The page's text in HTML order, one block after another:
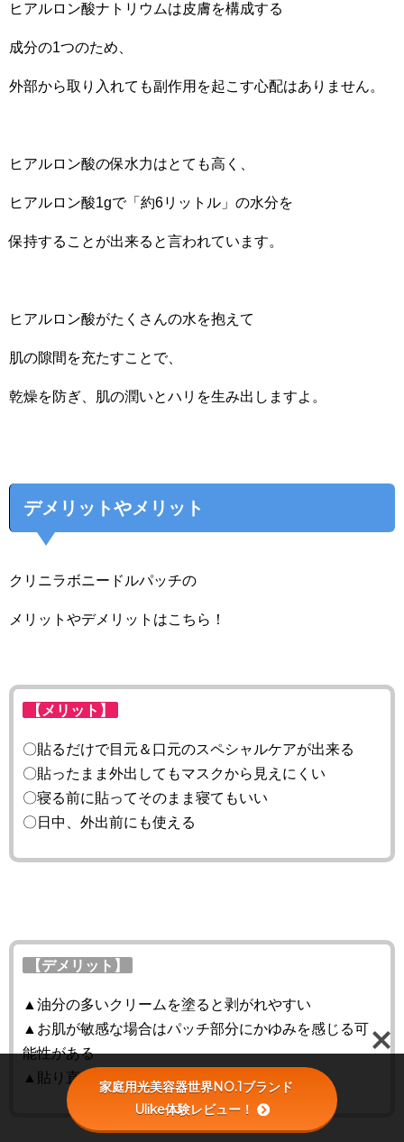
ヒアルロン酸ナトリウムは皮膚を構成する
成分の1つのため、
外部から取り入れても副作用を起こす心配はありません。
ヒアルロン酸の保水力はとても高く、
ヒアルロン酸1gで「約6リットル」の水分を
保持することが出来ると言われています。
ヒアルロン酸がたくさんの水を抱えて
肌の隙間を充たすことで、
乾燥を防ぎ、肌の潤いとハリを生み出しますよ。
デメリットやメリット
クリニラボニードルパッチの
メリットやデメリットはこちら！
【メリット】
〇貼るだけで目元＆口元のスペシャルケアが出来る
〇貼ったまま外出してもマスクから見えにくい
〇寝る前に貼ってそのまま寝てもいい
〇日中、外出前にも使える
【デメリット】
▲油分の多いクリームを塗ると剥がれやすい
▲お肌が敏感な場合はパッチ部分にかゆみを感じる可
能性がある
▲貼り直しは出来ない
家庭用光美容器世界NO.1ブランド
Ulike体験レビュー！